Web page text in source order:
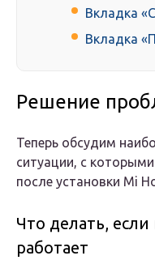
Вкладка
Вкладка
Решение
Теперь обсудим
ситуации, с
после установки Mi
Что делать,
работает